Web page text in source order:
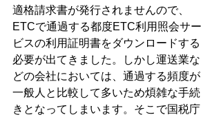
適格請求書が発行されませんので、
ETCで通過する都度ETC利用照会サー
ビスの利用証明書をダウンロードする
必要が出てきました。しかし運送業な
どの会社においては、通過する頻度が
一般人と比較して多いため煩雑な手続
きとなってしまいます。そこで国税庁